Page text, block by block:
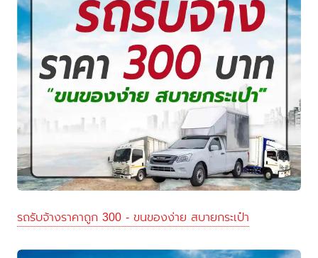
รถรับจ้างราคาถูก 300 - ขนของง่าย สบายกระเป๋า